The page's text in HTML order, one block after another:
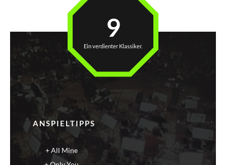
ANSPIELTIPPS
All Mine
9
Ein verdienter Klassiker.